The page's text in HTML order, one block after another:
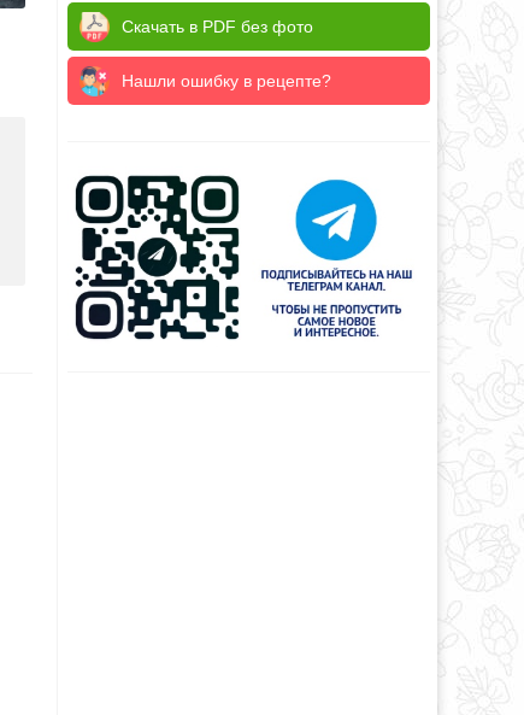
Скачать в PDF без фото
Нашли ошибку в рецепте?